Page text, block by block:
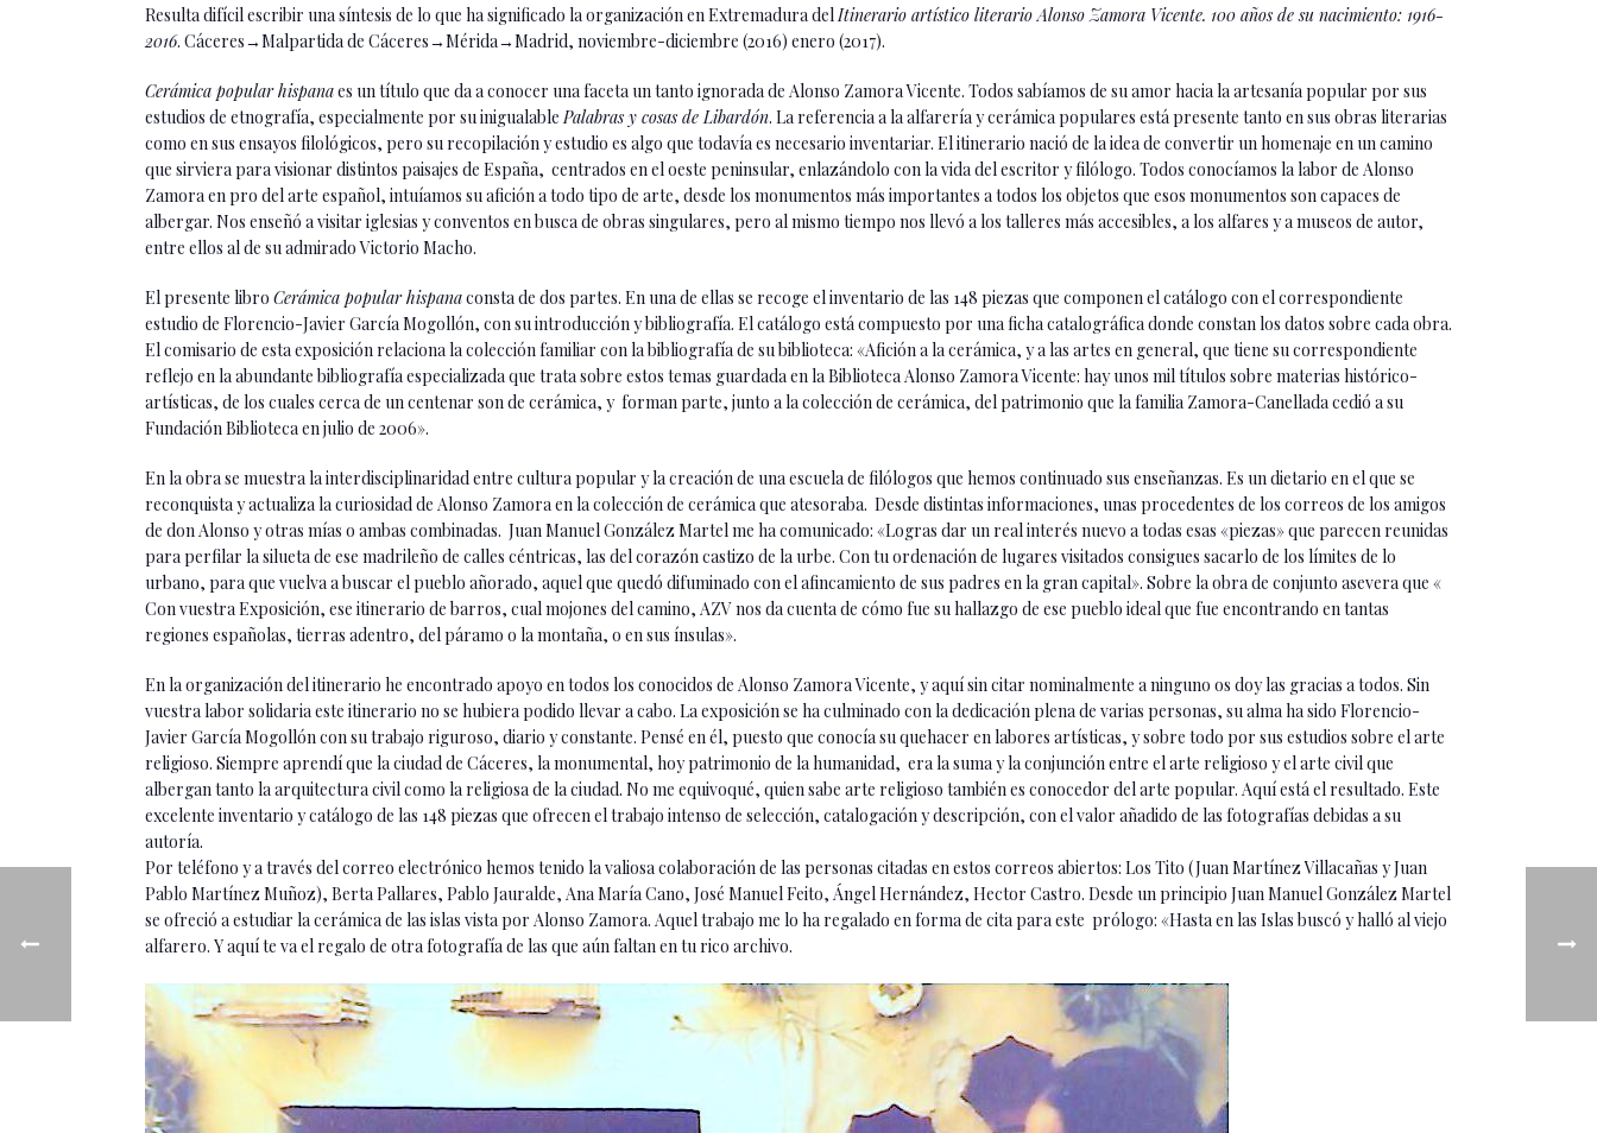
Resulta difícil escribir una síntesis de lo que ha significado la organización en Extremadura delItinerario artístico literario Alonso Zamora Vicente. 100 años de su nacimiento: 1916-
2016. Cáceres→Malpartida de Cáceres→Mérida→Madrid, noviembre-diciembre (2016) enero (2017).
Cerámica popular hispanaes un título que da a conocer una faceta un tanto ignorada de Alonso Zamora Vicente. Todos sabíamos de su amor hacia la artesanía popular por sus
estudios de etnografía, especialmente por su inigualablePalabras y cosas de Libardón. La referencia a la alfarería y cerámica populares está presente tanto en sus obras literarias
como en sus ensayos filológicos, pero su recopilación y estudio es algo que todavía es necesario inventariar. El itinerario nació de la idea de convertir un homenaje en un camino
que sirviera para visionar distintos paisajes de España, centrados en el oeste peninsular, enlazándolo con la vida del escritor y filólogo. Todos conocíamos la labor de Alonso
Zamora en pro del arte español, intuíamos su afición a todo tipo de arte, desde los monumentos más importantes a todos los objetos que esos monumentos son capaces de
albergar. Nos enseñó a visitar iglesias y conventos en busca de obras singulares, pero al mismo tiempo nos llevó a los talleres más accesibles, a los alfares y a museos de autor,
entre ellos al de su admirado Victorio Macho.
El presente libro Cerámica popular hispanaconsta de dos partes. En una de ellas se recoge el inventario de las 148 piezas que componen el catálogo con el correspondiente
estudio de Florencio-Javier García Mogollón, con su introducción y bibliografía. El catálogo está compuesto por una ficha catalográfica donde constan los datos sobre cada obra.
El comisario de esta exposición relaciona la colección familiar con la bibliografía de su biblioteca: «Afición a la cerámica, y a las artes en general, que tiene su correspondiente
reflejo en la abundante bibliografía especializada que trata sobre estos temas guardada en la Biblioteca Alonso Zamora Vicente: hay unos mil títulos sobre materias histórico-
artísticas, de los cuales cerca de un centenar son de cerámica, y forman parte, junto a la colección de cerámica, del patrimonio que la familia Zamora-Canellada cedió a su
Fundación Biblioteca en julio de 2006».
En la obra se muestra la interdisciplinaridad entre cultura popular y la creación de una escuela de filólogos que hemos continuado sus enseñanzas. Es un dietario en el que se
reconquista y actualiza la curiosidad de Alonso Zamora en la colección de cerámica que atesoraba. Desde distintas informaciones, unas procedentes de los correos de los amigos
de don Alonso y otras mías o ambas combinadas. Juan Manuel González Martel me ha comunicado: «Logras dar un real interés nuevo a todas esas «piezas» que parecen reunidas
para perfilar la silueta de ese madrileño de calles céntricas, las del corazón castizo de la urbe. Con tu ordenación de lugares visitados consigues sacarlo de los límites de lo
urbano, para que vuelva a buscar el pueblo añorado, aquel que quedó difuminado con el afincamiento de sus padres en la gran capital». Sobre la obra de conjunto asevera que «
Con vuestra Exposición, ese itinerario de barros, cual mojones del camino, AZV nos da cuenta de cómo fue su hallazgo de ese pueblo ideal que fue encontrando en tantas
regiones españolas, tierras adentro, del páramo o la montaña, o en sus ínsulas».
En la organización del itinerario he encontrado apoyo en todos los conocidos de Alonso Zamora Vicente, y aquí sin citar nominalmente a ninguno os doy las gracias a todos. Sin
vuestra labor solidaria este itinerario no se hubiera podido llevar a cabo. La exposición se ha culminado con la dedicación plena de varias personas, su alma ha sido Florencio-
Javier García Mogollón con su trabajo riguroso, diario y constante. Pensé en él, puesto que conocía su quehacer en labores artísticas, y sobre todo por sus estudios sobre el arte
religioso. Siempre aprendí que la ciudad de Cáceres, la monumental, hoy patrimonio de la humanidad, era la suma y la conjunción entre el arte religioso y el arte civil que
albergan tanto la arquitectura civil como la religiosa de la ciudad. No me equivoqué, quien sabe arte religioso también es conocedor del arte popular. Aquí está el resultado. Este
excelente inventario y catálogo de las 148 piezas que ofrecen el trabajo intenso de selección, catalogación y descripción, con el valor añadido de las fotografías debidas a su
autoría.
Por teléfono y a través del correo electrónico hemos tenido la valiosa colaboración de las personas citadas en estos correos abiertos: Los Tito (Juan Martínez Villacañas y Juan
Pablo Martínez Muñoz), Berta Pallares, Pablo Jauralde, Ana María Cano, José Manuel Feito, Ángel Hernández, Hector Castro. Desde un principio Juan Manuel González Martel
se ofreció a estudiar la cerámica de las islas vista por Alonso Zamora. Aquel trabajo me lo ha regalado en forma de cita para este prólogo: «Hasta en las Islas buscó y halló al viejo
alfarero. Y aquí te va el regalo de otra fotografía de las que aún faltan en tu rico archivo.